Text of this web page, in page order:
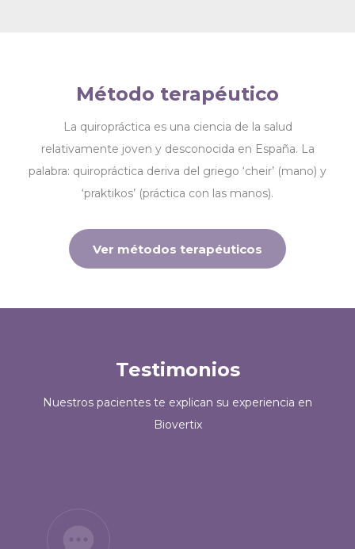
Método terapéutico
La quiropráctica es una ciencia de la salud
relativamente joven y desconocida en España. La
palabra: quiropráctica deriva del griego ‘cheir’ (mano) y
‘praktikos’ (práctica con las manos).
Ver métodos terapéuticos
Testimonios
Nuestros pacientes te explican su experiencia en
Biovertix